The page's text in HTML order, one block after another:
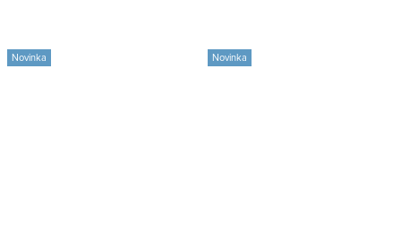
Novinka Novinka